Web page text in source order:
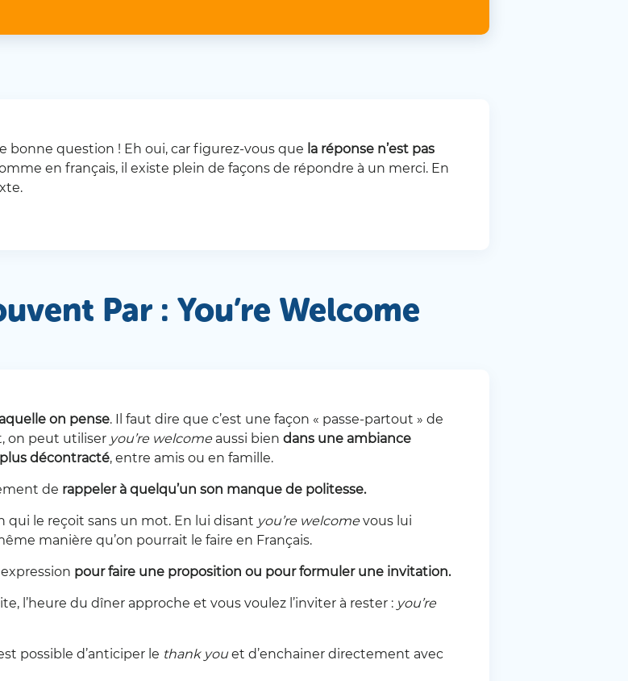
bonne question ! Eh oui, car figurez-vous que la réponse n’est pas
en français, il existe plein de façons de répondre à un merci. En
Par : You’re Welcome
on pense. Il faut dire que c’est une façon « passe-partout » de
on peut utiliser you’re welcome aussi bien dans une ambiance
décontracté, entre amis ou en famille.
de rappeler à quelqu’un son manque de politesse.
qui le reçoit sans un mot. En lui disant you’re welcome vous lui
manière qu’on pourrait le faire en Français.
pour faire une proposition ou pour formuler une invitation.
l’heure du dîner approche et vous voulez l’inviter à rester : you’re
possible d’anticiper le thank you et d’enchainer directement avec